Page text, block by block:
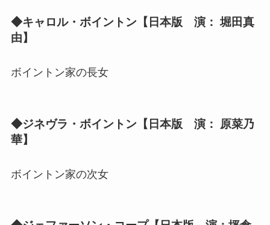
◆キャロル・ボイントン【日本版 演： 堀田真
由】
ボイントン家の長女
◆ジネヴラ・ボイントン【日本版 演： 原菜乃
華】
ボイントン家の次女